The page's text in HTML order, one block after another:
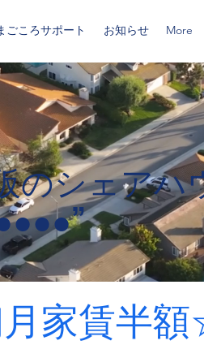
ごころサポート お知らせ More
のシェアハ
月家賃